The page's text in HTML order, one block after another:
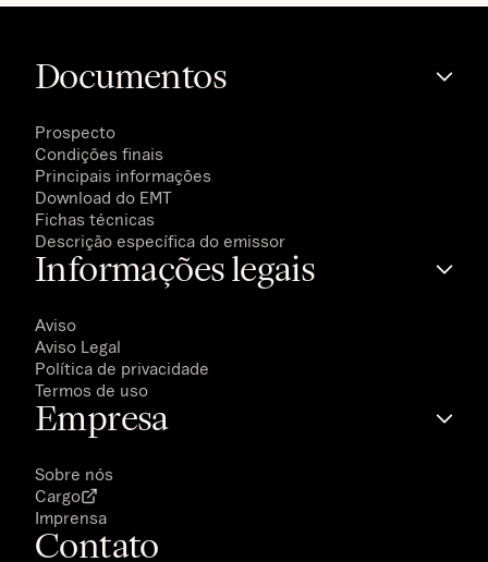
Documentos
Prospecto
Condições finais
Principais informações
Download do EMT
Fichas técnicas
Descrição específica do emissor
Informações legais
Aviso
Aviso Legal
Política de privacidade
Termos de uso
Empresa
Sobre nós
Cargo
Imprensa
Contato